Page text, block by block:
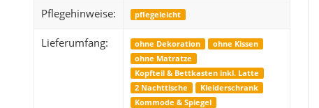
Pflegehinweise: pflegeleicht
Lieferumfang: ohne Dekoration
ohne Kissen
ohne Matratze
Kopfteil & Bettkasten inkl. Latte
2 Nachttische
Kleiderschrank
Kommode & Spiegel